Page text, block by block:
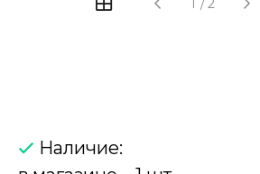
1 /2
Наличие: